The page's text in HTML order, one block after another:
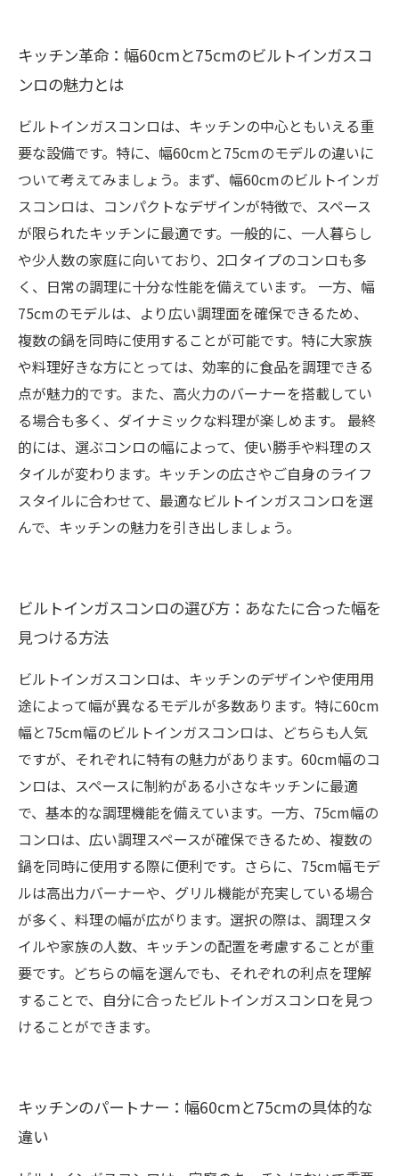
しみ方
キッチンリフォーム時のポイント：ビルトイン
プロが教える！ビルトインガスコンロの正しい
導入法
結論：あなたのキッチンに最適なビルトインガ
スコンロの幅は？
キッチン革命：幅60cmと75cmのビルトインガスコ
ンロの魅力とは
ビルトインガスコンロは、キッチンの中心ともいえる重
要な設備です。特に、幅60cmと75cmのモデルの違いに
ついて考えてみましょう。まず、幅60cmのビルトインガ
スコンロは、コンパクトなデザインが特徴で、スペース
が限られたキッチンに最適です。一般的に、一人暮らし
や少人数の家庭に向いており、2口タイプのコンロも多
く、日常の調理に十分な性能を備えています。 一方、幅
75cmのモデルは、より広い調理面を確保できるため、
複数の鍋を同時に使用することが可能です。特に大家族
や料理好きな方にとっては、効率的に食品を調理できる
点が魅力的です。また、高火力のバーナーを搭載してい
る場合も多く、ダイナミックな料理が楽しめます。 最終
的には、選ぶコンロの幅によって、使い勝手や料理のス
タイルが変わります。キッチンの広さやご自身のライフ
スタイルに合わせて、最適なビルトインガスコンロを選
んで、キッチンの魅力を引き出しましょう。
ビルトインガスコンロの選び方：あなたに合った幅を
見つける方法
ビルトインガスコンロは、キッチンのデザインや使用用
途によって幅が異なるモデルが多数あります。特に60cm
幅と75cm幅のビルトインガスコンロは、どちらも人気
ですが、それぞれに特有の魅力があります。60cm幅のコ
ンロは、スペースに制約がある小さなキッチンに最適
で、基本的な調理機能を備えています。一方、75cm幅の
コンロは、広い調理スペースが確保できるため、複数の
鍋を同時に使用する際に便利です。さらに、75cm幅モデ
ルは高出力バーナーや、グリル機能が充実している場合
が多く、料理の幅が広がります。選択の際は、調理スタ
イルや家族の人数、キッチンの配置を考慮することが重
要です。どちらの幅を選んでも、それぞれの利点を理解
することで、自分に合ったビルトインガスコンロを見つ
けることができます。
キッチンのパートナー：幅60cmと75cmの具体的な
違い